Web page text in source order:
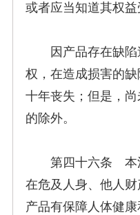
或者应当知道其权益
因产品存在缺陷
权，在造成损害的
十年丧失；但是，
的除外。
第四十六条 本法
在危及人身、他人财
产品有保障人体健